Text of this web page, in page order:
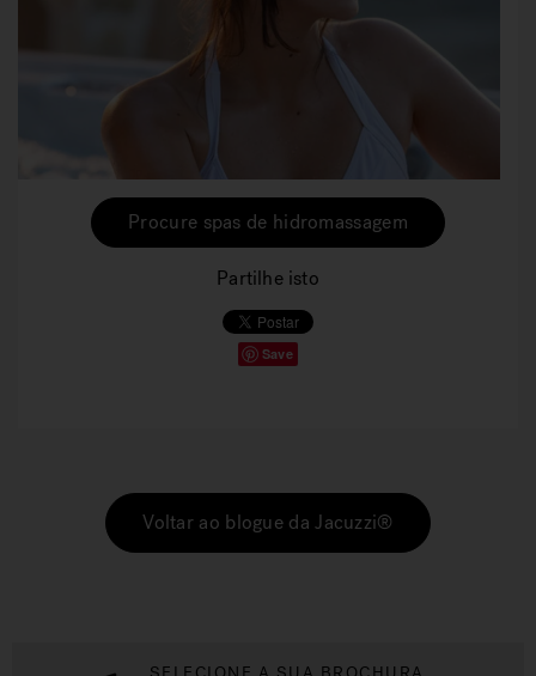
Procure spas de hidromassagem
Partilhe isto
Save
Voltar ao blogue da Jacuzzi®